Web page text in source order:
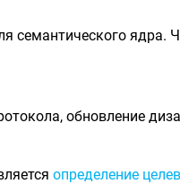
семантического
обновление
определение